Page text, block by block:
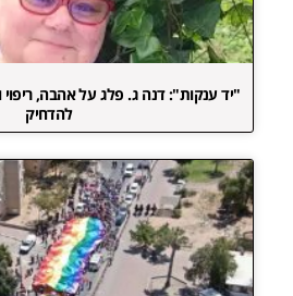
"יד ענקות": דנה ג. פלג על אהבה,
להדחיק